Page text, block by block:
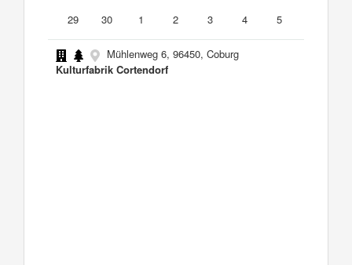
29
30 1 2 3 4 5
Mühlenweg 6, 96450, Coburg
Kulturfabrik Cortendorf